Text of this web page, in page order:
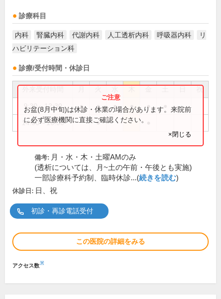
診療科目
内科 腎臓内科 代謝内科 人工透析内科 呼吸器内科
リ
ハビリテーション科
診療/受付時間・休診日
祝
9:30～12:30 ● ● ● ● ●
14:00～16:00 ●
お盆(8月中旬)は休診・休業の場合があります。来院前
に必ず医療機関に直接ご確認ください。
×閉じる
備考: 月・水・木・土曜AMのみ
(透析については、月~土の午前・午後とも実施)
一部診療科予約制、臨時休診...(続きを読む)
休診日: 日、祝
初診・再診電話受付
この医院の詳細をみる
アクセス数※